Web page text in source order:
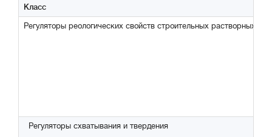
Класс
Регуляторы реологических свойств строительных растворных
Регуляторы схватывания и твердения